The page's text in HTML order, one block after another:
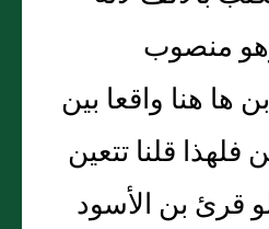
منصوب
هنا واقعا بين
قلنا تتعين
قرئ بن الأسود